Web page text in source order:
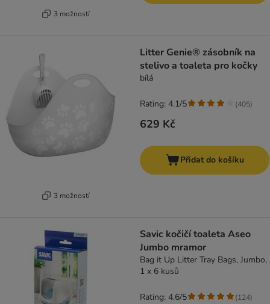
3 možností
3 možností
Litter Genie® zásobník na
stelivo a toaleta pro kočky
bílá
629 Kč
Rating: 4.1/5 (405)
Přidat do košíku
Savic kočičí toaleta Aseo
Jumbo mramor
Bag it Up Litter Tray Bags, Jumbo,
1 x 6 kusů
Rating: 4.6/5 (124)